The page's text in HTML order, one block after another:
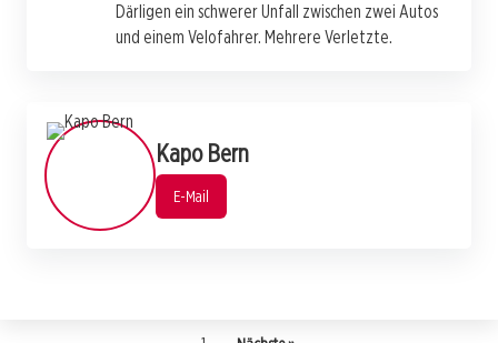
Därligen ein schwerer Unfall zwischen zwei Autos
und einem Velofahrer. Mehrere Verletzte.
Kapo Bern
E-Mail